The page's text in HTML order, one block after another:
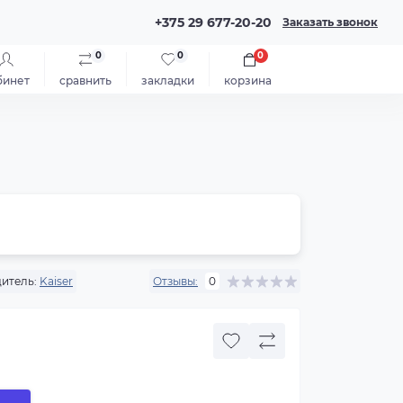
+375 29 677-20-20 Заказать звонок
сравнить
0
закладки
0
корзина
0
Kaiser Отзывы: 0